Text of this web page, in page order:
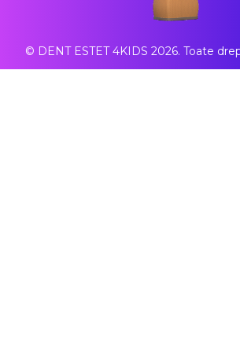
© DENT ESTET 4KIDS 2026. Toate